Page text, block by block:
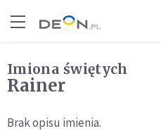
Imiona świętych
Rainer
Brak opisu imienia.